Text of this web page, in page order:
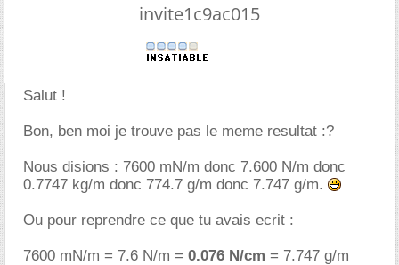
invite1c9ac015
Salut !
Bon, ben moi je trouve pas le meme resultat :?
Nous disions : 7600 mN/m donc 7.600 N/m donc
0.7747 kg/m donc 774.7 g/m donc 7.747 g/m.
Ou pour reprendre ce que tu avais ecrit :
7600 mN/m = 7.6 N/m = 0.076 N/cm = 7.747 g/m